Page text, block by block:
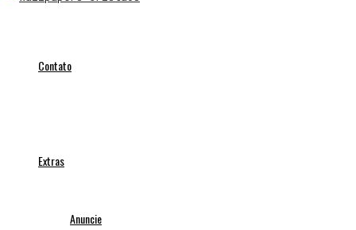
Contato
Extras
Anuncie